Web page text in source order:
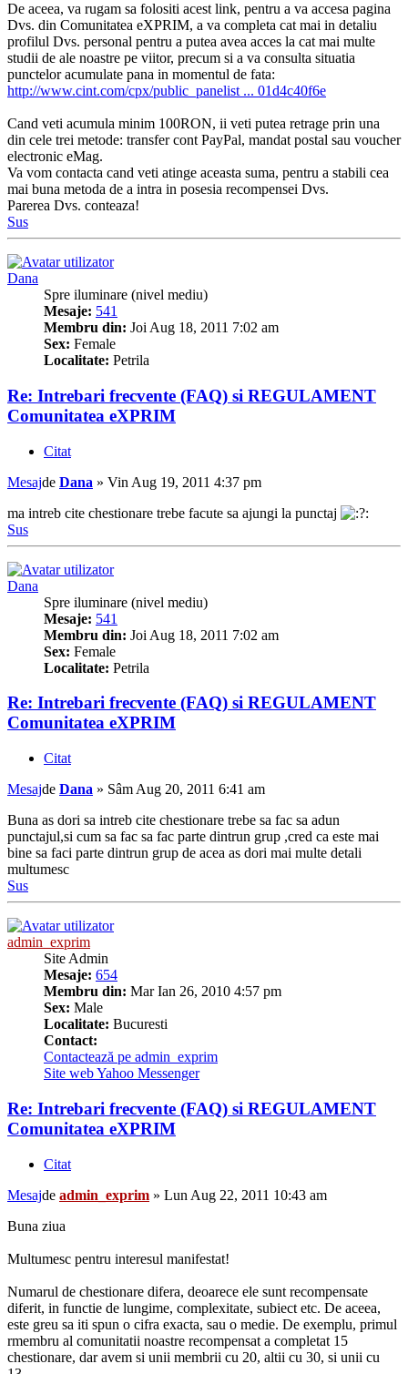
De aceea, va rugam sa folositi acest link, pentru a va accesa pagina
Dvs. din Comunitatea eXPRIM, a va completa cat mai in detaliu
profilul Dvs. personal pentru a putea avea acces la cat mai multe
studii de ale noastre pe viitor, precum si a va consulta situatia
punctelor acumulate pana in momentul de fata:
http://www.cint.com/cpx/public_panelist ... 01d4c40f6e
Cand veti acumula minim 100RON, ii veti putea retrage prin una
din cele trei metode: transfer cont PayPal, mandat postal sau voucher
electronic eMag.
Va vom contacta cand veti atinge aceasta suma, pentru a stabili cea
mai buna metoda de a intra in posesia recompensei Dvs.
Parerea Dvs. conteaza!
Sus
Dana
Spre iluminare (nivel mediu)
Mesaje: 541
Membru din: Joi Aug 18, 2011 7:02 am
Sex: Female
Localitate: Petrila
Re: Intrebari frecvente (FAQ) si REGULAMENT
Comunitatea eXPRIM
Citat
Mesajde Dana » Vin Aug 19, 2011 4:37 pm
ma intreb cite chestionare trebe facute sa ajungi la punctaj
Sus
Dana
Spre iluminare (nivel mediu)
Mesaje: 541
Membru din: Joi Aug 18, 2011 7:02 am
Sex: Female
Localitate: Petrila
Re: Intrebari frecvente (FAQ) si REGULAMENT
Comunitatea eXPRIM
Citat
Mesajde Dana » Sâm Aug 20, 2011 6:41 am
Buna as dori sa intreb cite chestionare trebe sa fac sa adun
punctajul,si cum sa fac sa fac parte dintrun grup ,cred ca este mai
bine sa faci parte dintrun grup de acea as dori mai multe detali
multumesc
Sus
admin_exprim
Site Admin
Mesaje: 654
Membru din: Mar Ian 26, 2010 4:57 pm
Sex: Male
Localitate: Bucuresti
Contact:
Contactează pe admin_exprim
Site webYahoo Messenger
Re: Intrebari frecvente (FAQ) si REGULAMENT
Comunitatea eXPRIM
Citat
Mesajde admin_exprim » Lun Aug 22, 2011 10:43 am
Buna ziua
Multumesc pentru interesul manifestat!
Numarul de chestionare difera, deoarece ele sunt recompensate
diferit, in functie de lungime, complexitate, subiect etc. De aceea,
este greu sa iti spun o cifra exacta, sau o medie. De exemplu, primul
rmembru al comunitatii noastre recompensat a completat 15
chestionare, dar avem si unii membrii cu 20, altii cu 30, si unii cu